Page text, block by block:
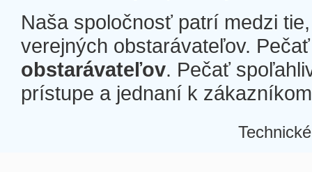
Naša spoločnosť patrí medzi
verejných obstarávateľov.
obstarávateľov. Pečať
prístupe a jednaní k